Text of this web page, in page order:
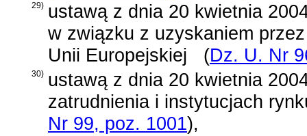
29) ustawą z dnia 20 kwietnia
w związku z uzyskaniem
Unii Europejskiej
(Dz. U. Nr
30) ustawą z dnia 20 kwietnia
zatrudnienia i instytucjach
Nr 99, poz. 1001),